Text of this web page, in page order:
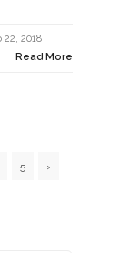
2018
Read More
5 ›